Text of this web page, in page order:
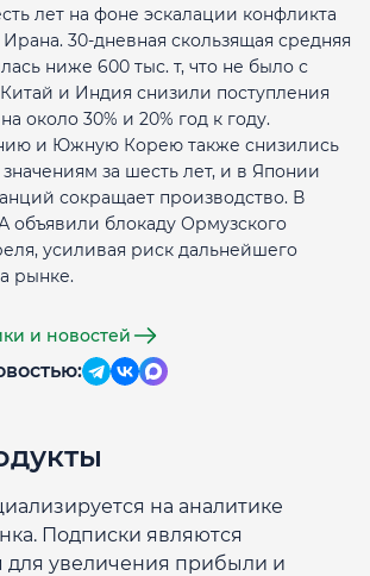
лет на фоне эскалации конфликта
30‑дневная скользящая средняя
ниже 600 тыс. т, что не было с
и Индия снизили поступления
около 30% и 20% год к году.
и Южную Корею также снизились
за шесть лет, и в Японии
сокращает производство. В
блокаду Ормузского
усиливая риск дальнейшего
рынке.
и новостей
на аналитике
Подписки являются
для увеличения прибыли и